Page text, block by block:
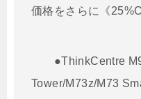
価格をさらに《
●ThinkCentre
Tower/M73z/M73